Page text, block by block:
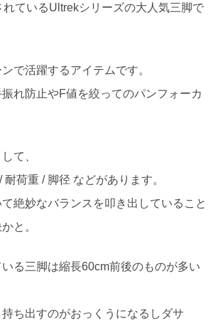
ているUltrekシリーズの大人気三脚で
で活躍するアイテムです。
れ防止やF値を絞ってのパンフォーカ
て、
荷重 / 脚径 などがあります。
絶妙なバランスを叩き出していること
と。
る三脚は縮長60cm前後のものが多い
ち出すのがおっくうになるしダサ